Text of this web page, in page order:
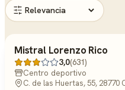
Mistral Lorenzo Rico
3,0(631)
Centro deportivo
C. de las Huertas, 55, 28770